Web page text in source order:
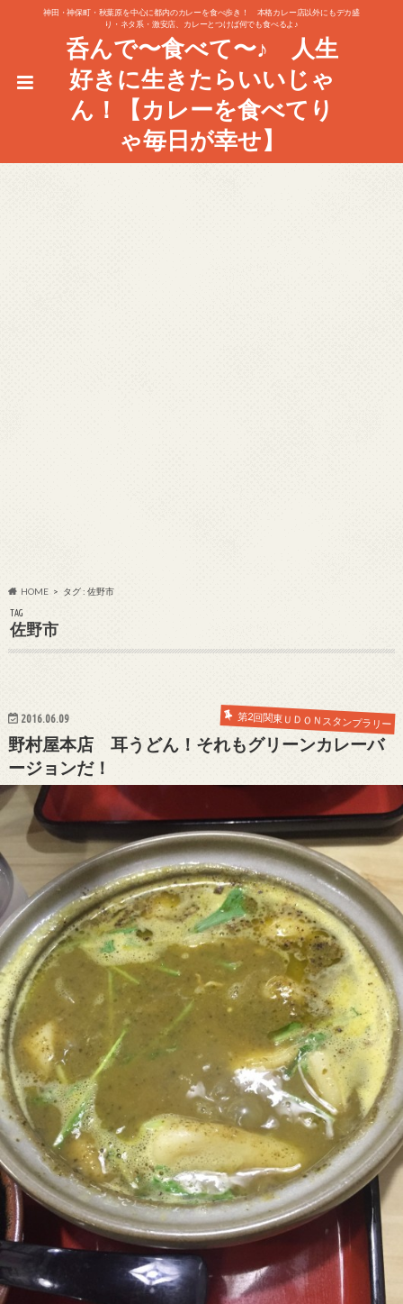
神田・神保町・秋葉原を中心に都内のカレーを食べ歩き！ 本格カレー店以外にもデカ盛
り・ネタ系・激安店、カレーとつけば何でも食べるよ♪
呑んで〜食べて〜♪ 人生
好きに生きたらいいじゃ
ん！【カレーを食べてり
ゃ毎日が幸せ】
HOME タグ : 佐野市
TAG
佐野市
2016.06.09 第2回関東ＵＤＯＮスタンプラリー
野村屋本店 耳うどん！それもグリーンカレーバ
ージョンだ！